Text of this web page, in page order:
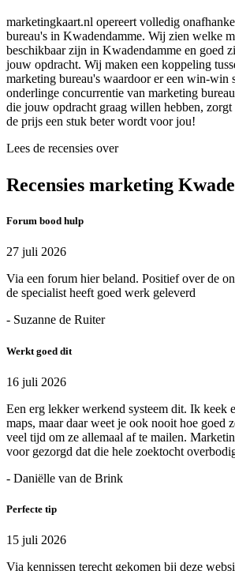
marketingkaart.nl opereert volledig
bureau's in Kwadendamme. Wij zien welke
beschikbaar zijn in Kwadendamme en goed
jouw opdracht. Wij maken een koppeling
marketing bureau's waardoor er een win-win
onderlinge concurrentie van marketing
die jouw opdracht graag willen hebben,
de prijs een stuk beter wordt voor jou!
Lees de recensies over
Recensies marketing
Forum bood hulp
27 juli 2026
Via een forum hier beland. Positief over de
de specialist heeft goed werk geleverd
- Suzanne de Ruiter
Werkt goed dit
16 juli 2026
Een erg lekker werkend systeem dit. Ik keek
maps, maar daar weet je ook nooit hoe goed
veel tijd om ze allemaal af te mailen.
voor gezorgd dat die hele zoektocht
- Daniëlle van de Brink
Perfecte tip
15 juli 2026
Via kennissen terecht gekomen bij deze